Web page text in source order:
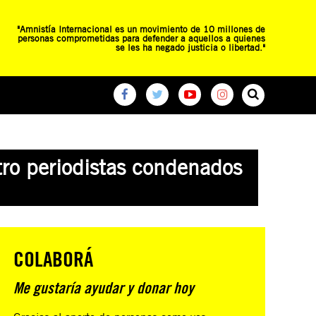
"Amnistía Internacional es un movimiento de 10 millones de
personas comprometidas para defender a aquellos a quienes
se les ha negado justicia o libertad."
periodistas condenados
COLABORÁ
Me gustaría ayudar y donar hoy